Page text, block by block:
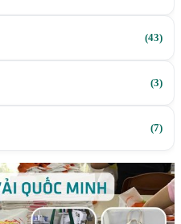
4343
33
77